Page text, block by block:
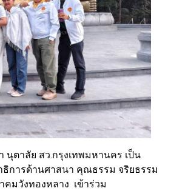
ตาลัย สว.กรุงเทพมหานคร เป็น
การด้านศาสนา คุณธรรม จริยธรรม
มวังทองหลาง เข้าร่วม